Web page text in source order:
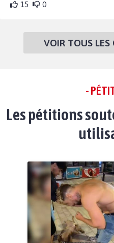
15 0
VOIR TOUS
-
Les pétitions